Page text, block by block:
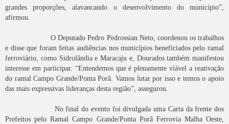
grandes proporções, alavancando o desenvolvimento do município”,
afirmou.
O Deputado Pedro Pedrossian Neto, coordenou os trabalhos
e disse que foram feitas audiências nos municípios beneficiados pelo ramal
ferroviário, como Sidrolândia e Maracaju e, Dourados também manifestou
interesse em participar. “Entendemos que é plenamente viável a reativação
do ramal Campo Grande/Ponta Porã. Vamos lutar por isso e temos o apoio
das mais expressivas lideranças desta região”, assegurou.
No final do evento foi divulgada uma Carta da frente dos
Prefeitos pelo Ramal Campo Grande/Ponta Porã Ferrovia Malha Oeste,